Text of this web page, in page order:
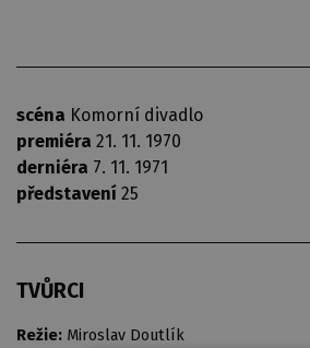
scéna Komorní divadlo
premiéra 21. 11. 1970
derniéra 7. 11. 1971
představení 25
TVŮRCI
Režie: Miroslav Doutlík